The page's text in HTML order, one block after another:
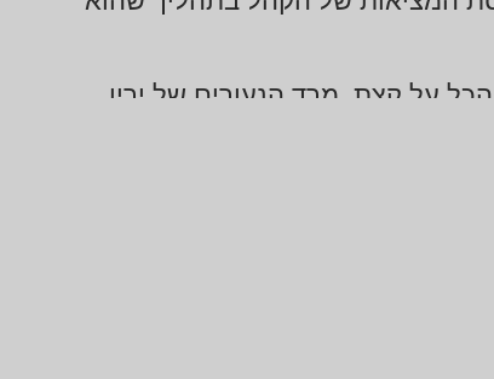
הכל על קצת. מרד הנעורים של ירין,
זו טבעה של היצירתיות המשלבת
למעלה מיובל שנים ברחבי העולם.